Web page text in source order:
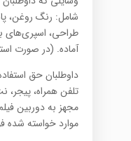
شامل: رنگ روغن،
طراحی، اسپری‌های
آماده. (در صورت
داوطلبان حق
تلفن همراه، پیجر،
مجهز به دوربین
موارد خواسته شده